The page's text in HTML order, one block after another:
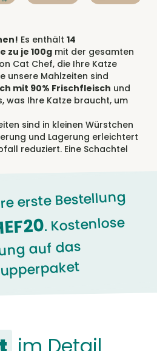
erste Bestellung
. Kostenlose
auf das